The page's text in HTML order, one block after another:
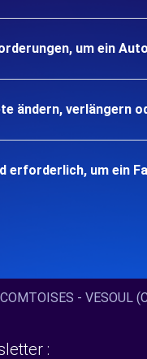
um ein
ändern, verlängern
erforderlich, um ein
- VESOUL
: